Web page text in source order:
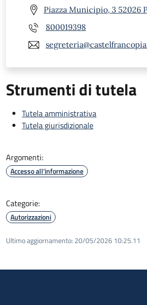
Piazza Municipio, 3 52026
800019398
Strumenti di tutela
Tutela amministrativa
Tutela giurisdizionale
Argomenti:
Accesso all'informazione
Categorie:
Autorizzazioni
Ultimo aggiornamento: 20/05/2026 10:25.11